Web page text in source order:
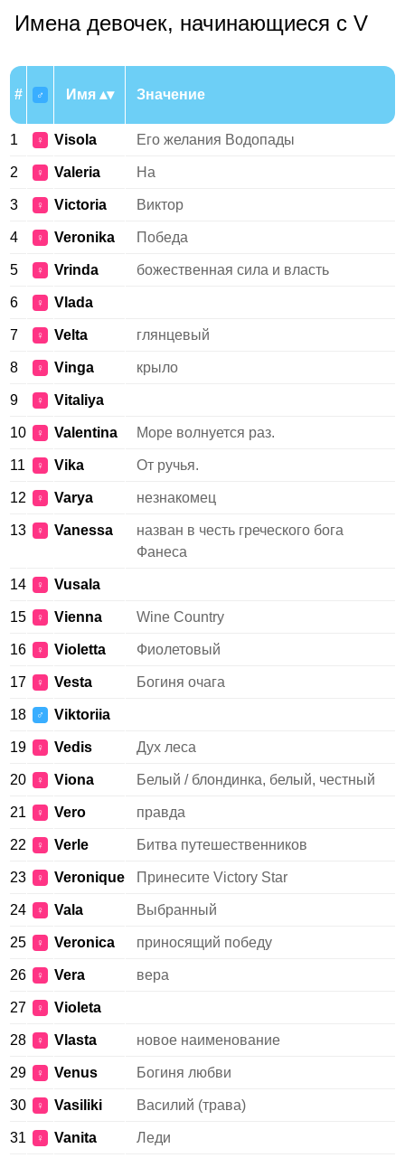
Имена девочек, начинающиеся с V
# ♂ Имя Значение
1 ♀ Visola Его желания Водопады
2 ♀ Valeria На
3 ♀ Victoria Виктор
4 ♀ Veronika Победа
5 ♀ Vrinda божественная сила и власть
6 ♀ Vlada
7 ♀ Velta глянцевый
8 ♀ Vinga крыло
9 ♀ Vitaliya
10 ♀ Valentina Море волнуется раз.
11 ♀ Vika От ручья.
12 ♀ Varya незнакомец
13 ♀ Vanessa
назван в честь греческого бога
Фанеса
14 ♀ Vusala
15 ♀ Vienna Wine Country
16 ♀ Violetta Фиолетовый
17 ♀ Vesta Богиня очага
18 ♂ Viktoriia
19 ♀ Vedis Дух леса
20 ♀ Viona Белый / блондинка, белый, честный
21 ♀ Vero правда
22 ♀ Verle Битва путешественников
23 ♀ Veronique Принесите Victory Star
24 ♀ Vala Выбранный
25 ♀ Veronica приносящий победу
26 ♀ Vera вера
27 ♀ Violeta
28 ♀ Vlasta новое наименование
29 ♀ Venus Богиня любви
30 ♀ Vasiliki Василий (трава)
31 ♀ Vanita Леди